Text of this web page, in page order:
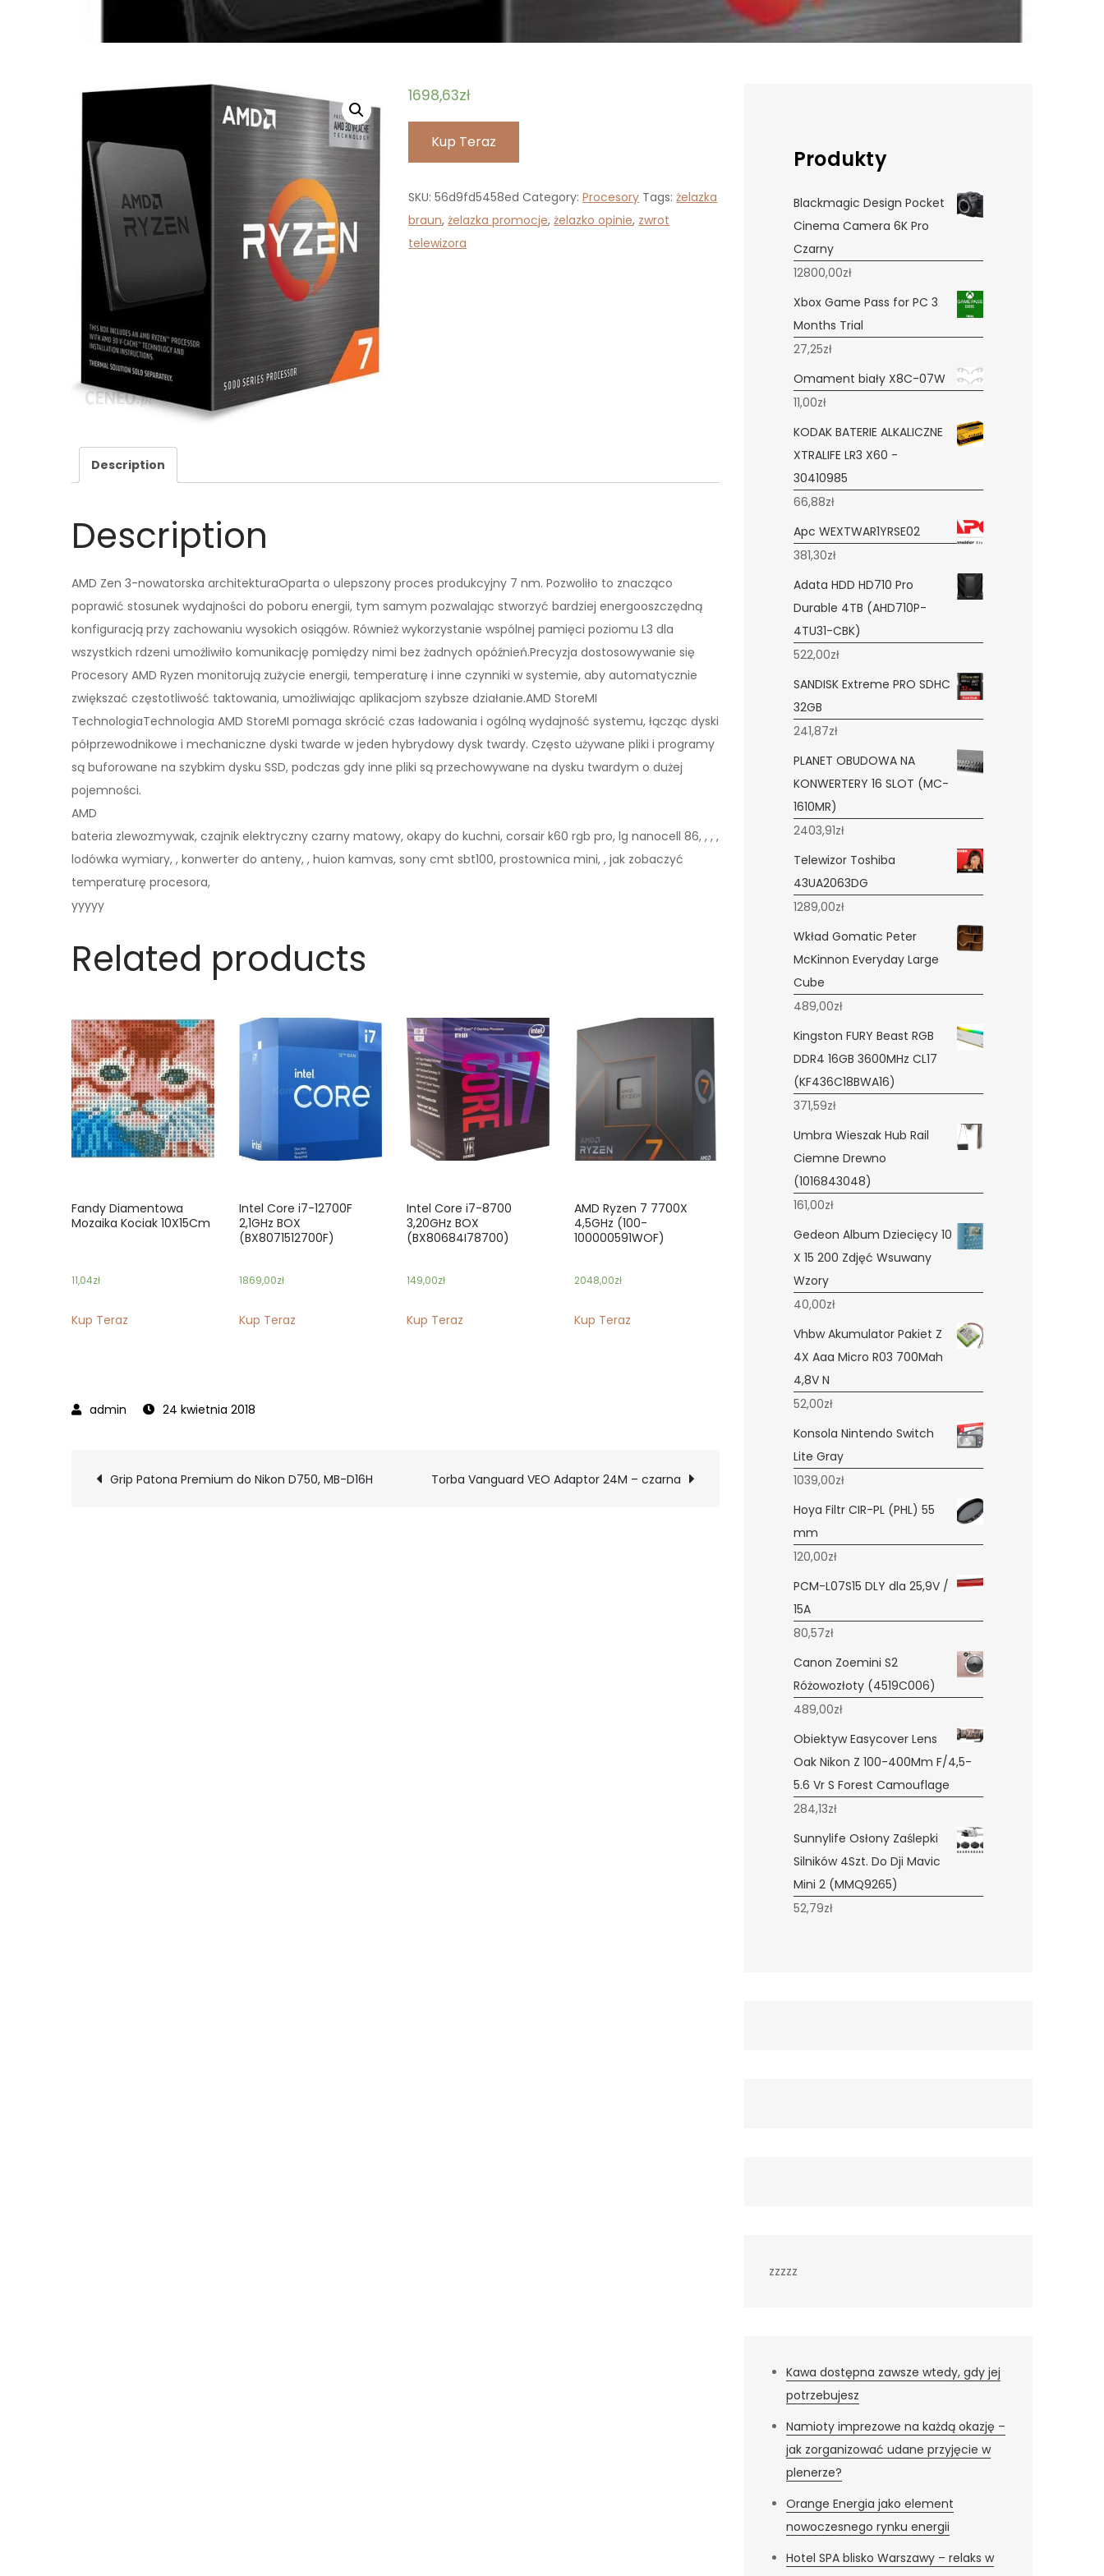
1698,63zł
Kup Teraz
SKU:56d9fd5458ed Category:Procesory Tags:żelazka
braun,żelazka promocje,żelazko opinie, zwrot
telewizora
Description
Description
AMD Zen 3-nowatorska architekturaOparta o ulepszony proces produkcyjny 7 nm. Pozwoliło to znacząco
poprawić stosunek wydajności do poboru energii, tym samym pozwalając stworzyć bardziej energooszczędną
konfiguracją przy zachowaniu wysokich osiągów. Również wykorzystanie wspólnej pamięci poziomu L3 dla
wszystkich rdzeni umożliwiło komunikację pomiędzy nimi bez żadnych opóźnień.Precyzja dostosowywanie się
Procesory AMD Ryzen monitorują zużycie energii, temperaturę i inne czynniki w systemie, aby automatycznie
zwiększać częstotliwość taktowania, umożliwiając aplikacjom szybsze działanie.AMD StoreMI
TechnologiaTechnologia AMD StoreMI pomaga skrócić czas ładowania i ogólną wydajność systemu, łącząc dyski
półprzewodnikowe i mechaniczne dyski twarde w jeden hybrydowy dysk twardy. Często używane pliki i programy
są buforowane na szybkim dysku SSD, podczas gdy inne pliki są przechowywane na dysku twardym o dużej
pojemności.
AMD
bateria zlewozmywak, czajnik elektryczny czarny matowy, okapy do kuchni, corsair k60 rgb pro, lg nanocell 86, , , ,
lodówka wymiary, , konwerter do anteny, , huion kamvas, sony cmt sbt100, prostownica mini, , jak zobaczyć
temperaturę procesora,
yyyyy
Related products
Fandy Diamentowa
Mozaika Kociak 10X15Cm
11,04zł
Kup Teraz
Intel Core i7-12700F
2,1GHz BOX
(BX8071512700F)
1869,00zł
Kup Teraz
Intel Core i7-8700
3,20GHz BOX
(BX80684I78700)
149,00zł
Kup Teraz
AMD Ryzen 7 7700X
4,5GHz (100-
100000591WOF)
2048,00zł
Kup Teraz
24 kwietnia 2018
Nawigacja
Grip Patona Premium do Nikon D750, MB-D16H Torba Vanguard VEO Adaptor 24M – czarna
Produkty
Blackmagic Design Pocket
Cinema Camera 6K Pro
Czarny
12800,00zł
Xbox Game Pass for PC 3
Months Trial
27,25zł
Omament biały X8C-07W
11,00zł
KODAK BATERIE ALKALICZNE
XTRALIFE LR3 X60 -
30410985
66,88zł
Apc WEXTWAR1YRSE02
381,30zł
Adata HDD HD710 Pro
Durable 4TB (AHD710P-
4TU31-CBK)
522,00zł
SANDISK Extreme PRO SDHC
32GB
241,87zł
PLANET OBUDOWA NA
KONWERTERY 16 SLOT (MC-
1610MR)
2403,91zł
Telewizor Toshiba
43UA2063DG
1289,00zł
Wkład Gomatic Peter
McKinnon Everyday Large
Cube
489,00zł
Kingston FURY Beast RGB
DDR4 16GB 3600MHz CL17
(KF436C18BWA16)
371,59zł
Umbra Wieszak Hub Rail
Ciemne Drewno
(1016843048)
161,00zł
Gedeon Album Dziecięcy 10
X 15 200 Zdjęć Wsuwany
Wzory
40,00zł
Vhbw Akumulator Pakiet Z
4X Aaa Micro R03 700Mah
4,8V N
52,00zł
Konsola Nintendo Switch
Lite Gray
1039,00zł
Hoya Filtr CIR-PL (PHL) 55
mm
120,00zł
PCM-L07S15 DLY dla 25,9V /
15A
80,57zł
Canon Zoemini S2
Różowozłoty (4519C006)
489,00zł
Obiektyw Easycover Lens
Oak Nikon Z 100-400Mm F/4,5-
5.6 Vr S Forest Camouflage
284,13zł
Sunnylife Osłony Zaślepki
Silników 4Szt. Do Dji Mavic
Mini 2 (MMQ9265)
52,79zł
zzzzz
Kawa dostępna zawsze wtedy, gdy jej
potrzebujesz
Namioty imprezowe na każdą okazję –
jak zorganizować udane przyjęcie w
plenerze?
Orange Energia jako element
nowoczesnego rynku energii
Hotel SPA blisko Warszawy – relaks w